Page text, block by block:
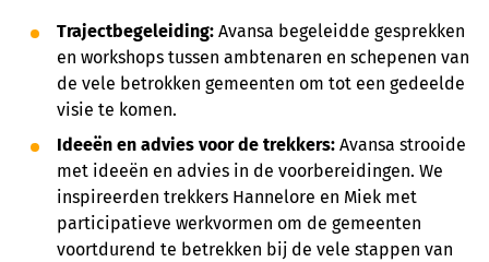
Trajectbegeleiding: Avansa begeleidde gesprekken
en workshops tussen ambtenaren en schepenen van
de vele betrokken gemeenten om tot een gedeelde
visie te komen.
Ideeën en advies voor de trekkers: Avansa strooide
met ideeën en advies in de voorbereidingen. We
inspireerden trekkers Hannelore en Miek met
participatieve werkvormen om de gemeenten
voortdurend te betrekken bij de vele stappen van